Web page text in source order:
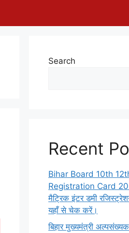
Search
Recent
Bihar Board 10th
Registration Card
मैट्रिक इंटर डमी
यहाँ से चेक करें।
बिहार मुख्यमंत्री अल्पसंख्यक